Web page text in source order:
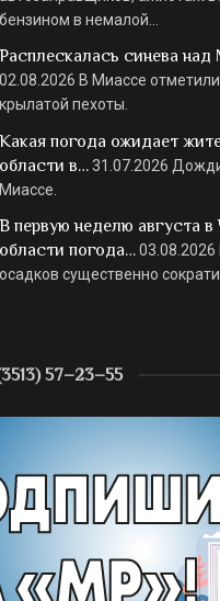
бензином в немалой…
Расплескалась синева
02.08.2026 В Миассе
крылатой пехоты.
Какая погода ожидает
области в…31.07.2026
Миассе.
В первую неделю августа в
области погода…03.08.2026
осадков существенно
57–23–55